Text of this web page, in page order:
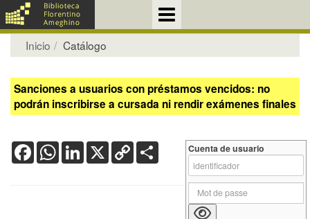
Inicio Catálogo
Sanciones a usuarios con préstamos vencidos: no
podrán inscribirse a cursada ni rendir exámenes finales
FacebookWhatsApp
LinkedIn
X Copy
Link
Cuenta de usuario